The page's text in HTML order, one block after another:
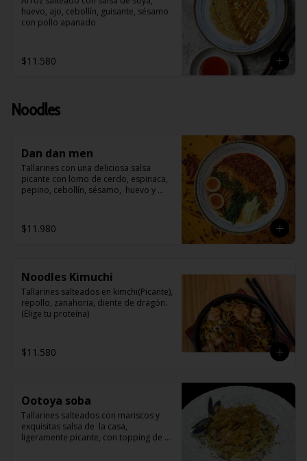
huevo, ajo, cebollín, guisante, sésamo
con pollo apanado
$11.580
Noodles
Dan dan men
Tallarines con una deliciosa salsa
picante con lomo de cerdo, espinaca,
pepino, cebollín, sésamo,  huevo y
$11.980
Noodles Kimuchi
Tallarines salteados en kimchi(Picante),
repollo, zanahoria, diente de dragón.
(Elige tu proteína)
$11.580
Ootoya soba
Tallarines salteados con mariscos y
exquisitas salsa de  la casa,
ligeramente picante, con topping de